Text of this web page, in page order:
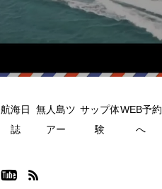
航海日
誌
無人島ツ
アー
サップ体
験
WEB予約
へ